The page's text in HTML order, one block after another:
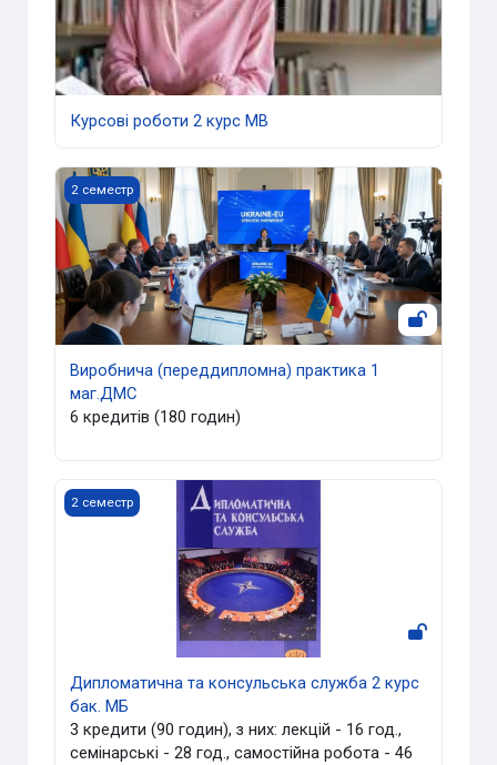
Курсові роботи 2 курс МВ
Виробнича (переддипломна) практика 1 маг.ДМС
2 семестр
Виробнича (переддипломна) практика 1
маг.ДМС
6 кредитів (180 годин)
Дипломатична та консульська служба 2 курс бак. МБ
2 семестр
Дипломатична та консульська служба 2 курс
бак. МБ
3 кредити (90 годин), з них: лекцій - 16 год.,
семінарські - 28 год., самостійна робота - 46